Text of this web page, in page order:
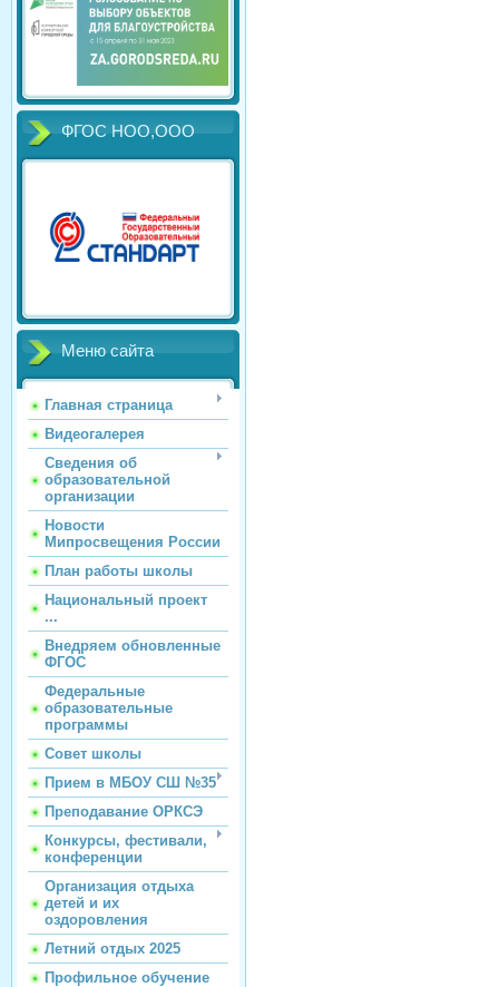
ФГОС НОО,ООО
Меню сайта
Главная страница
Видеогалерея
Сведения об
образовательной
организации
Новости
Мипросвещения России
План работы школы
Национальный проект
...
Внедряем обновленные
ФГОС
Федеральные
образовательные
программы
Совет школы
Прием в МБОУ СШ №35
Преподавание ОРКСЭ
Конкурсы, фестивали,
конференции
Организация отдыха
детей и их
оздоровления
Летний отдых 2025
Профильное обучение